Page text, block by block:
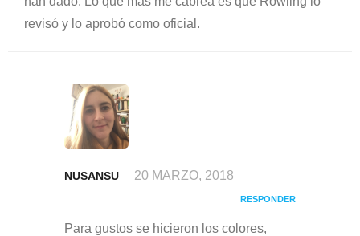
revisó y lo aprobó como oficial.
NUSANSU 20 MARZO, 2018
RESPONDER
Para gustos se hicieron los colores,